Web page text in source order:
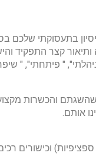
בתעסוקתי
קצר התפקיד
" פיתחתי", "
והכשרות
אותם.
ספציפיות)